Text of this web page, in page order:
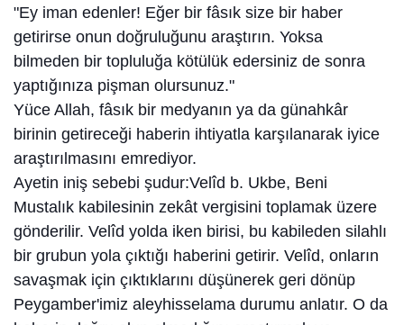
"Ey iman edenler! Eğer bir fâsık size bir haber
getirirse onun doğruluğunu araştırın. Yoksa
bilmeden bir topluluğa kötülük edersiniz de sonra
yaptığınıza pişman olursunuz."
Yüce Allah, fâsık bir medyanın ya da günahkâr
birinin getireceği haberin ihtiyatla karşıla­narak iyice
araştırılmasını emrediyor.
Ayetin iniş sebebi şudur:Velîd b. Ukbe, Beni
Mustalık kabilesinin zekât vergisini toplamak üzere
gönderilir. Velîd yolda iken birisi, bu kabileden silahlı
bir grubun yola çıktığı haberini getirir. Velîd, onların
savaşmak için çıktıklarını düşünerek geri dö­nüp
Peygamber'imiz aleyhisselama durumu anlatır. O da